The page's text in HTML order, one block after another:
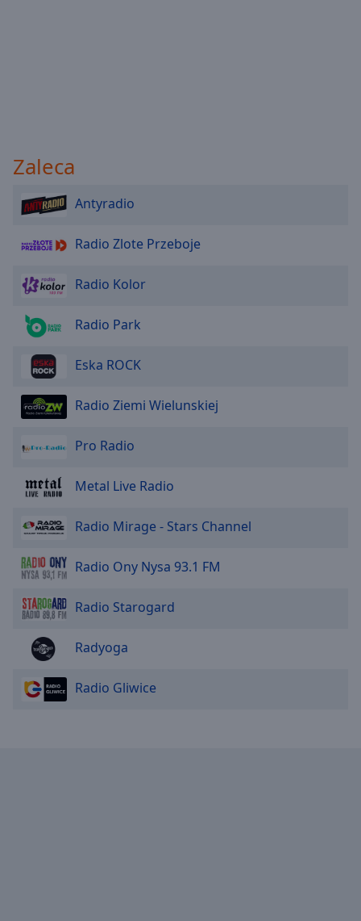
Zaleca
Antyradio
Radio Zlote Przeboje
Radio Kolor
Radio Park
Eska ROCK
Radio Ziemi Wielunskiej
Pro Radio
Metal Live Radio
Radio Mirage - Stars Channel
Radio Ony Nysa 93.1 FM
Radio Starogard
Radyoga
Radio Gliwice